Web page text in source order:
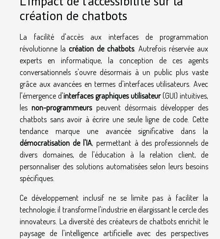
création de chatbots
La facilité d'accès aux interfaces de programmation
révolutionne la création de chatbots. Autrefois réservée aux
experts en informatique, la conception de ces agents
conversationnels s'ouvre désormais à un public plus vaste
grâce aux avancées en termes d'interfaces utilisateurs. Avec
l'émergence d'interfaces graphiques utilisateur(GUI) intuitives,
lesnon-programmeurspeuvent désormais développer des
chatbots sans avoir à écrire une seule ligne de code. Cette
tendance marque une avancée significative dans la
démocratisation de l'IA, permettant à des professionnels de
divers domaines, de l'éducation à la relation client, de
personnaliser des solutions automatisées selon leurs besoins
spécifiques.
Ce développement inclusif ne se limite pas à faciliter la
technologie; il transforme l'industrie en élargissant le cercle des
innovateurs. La diversité des créateurs de chatbots enrichit le
paysage de l'intelligence artificielle avec des perspectives